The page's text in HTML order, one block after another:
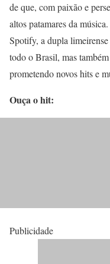
de que, com paixão e
altos patamares da
Spotify, a dupla
todo o Brasil, mas
prometendo novos hits e
Ouça o hit:
Publicidade